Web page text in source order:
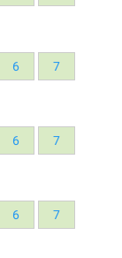
6 7
6 7
6 7